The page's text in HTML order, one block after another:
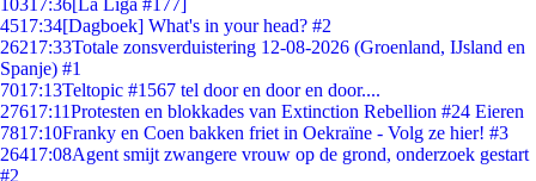
10317:36[La Liga #177]
4517:34[Dagboek] What's in your head? #2
26217:33Totale zonsverduistering 12-08-2026 (Groenland, IJsland en
Spanje) #1
7017:13Teltopic #1567 tel door en door en door....
27617:11Protesten en blokkades van Extinction Rebellion #24 Eieren
7817:10Franky en Coen bakken friet in Oekraïne - Volg ze hier! #3
26417:08Agent smijt zwangere vrouw op de grond, onderzoek gestart
#2